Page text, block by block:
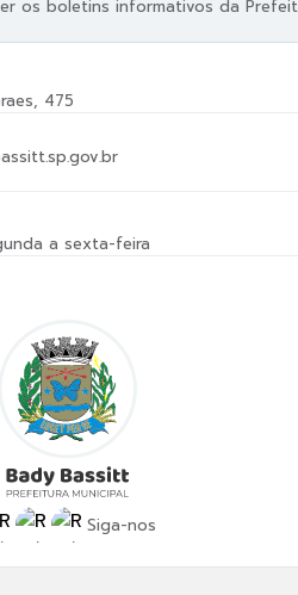
Siga-nos
475
a sexta-feira
os boletins informativos da